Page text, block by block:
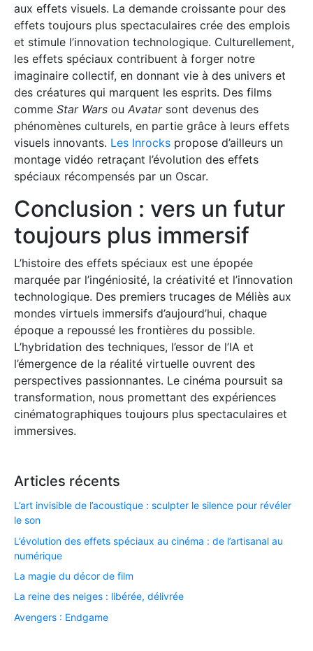
aux effets visuels. La demande croissante pour des
effets toujours plus spectaculaires crée des emplois
et stimule l’innovation technologique. Culturellement,
les effets spéciaux contribuent à forger notre
imaginaire collectif, en donnant vie à des univers et
des créatures qui marquent les esprits. Des films
comme Star Wars ou Avatarsont devenus des
phénomènes culturels, en partie grâce à leurs effets
visuels innovants. Les Inrocks propose d’ailleurs un
montage vidéo retraçant l’évolution des effets
spéciaux récompensés par un Oscar.
Conclusion : vers un futur
toujours plus immersif
L’histoire des effets spéciaux est une épopée
marquée par l’ingéniosité, la créativité et l’innovation
technologique. Des premiers trucages de Méliès aux
mondes virtuels immersifs d’aujourd’hui, chaque
époque a repoussé les frontières du possible.
L’hybridation des techniques, l’essor de l’IA et
l’émergence de la réalité virtuelle ouvrent des
perspectives passionnantes. Le cinéma poursuit sa
transformation, nous promettant des expériences
cinématographiques toujours plus spectaculaires et
immersives.
Articles récents
L’art invisible de l’acoustique : sculpter le silence pour révéler
le son
L’évolution des effets spéciaux au cinéma : de l’artisanal au
numérique
La magie du décor de film
La reine des neiges : libérée, délivrée
Avengers : Endgame